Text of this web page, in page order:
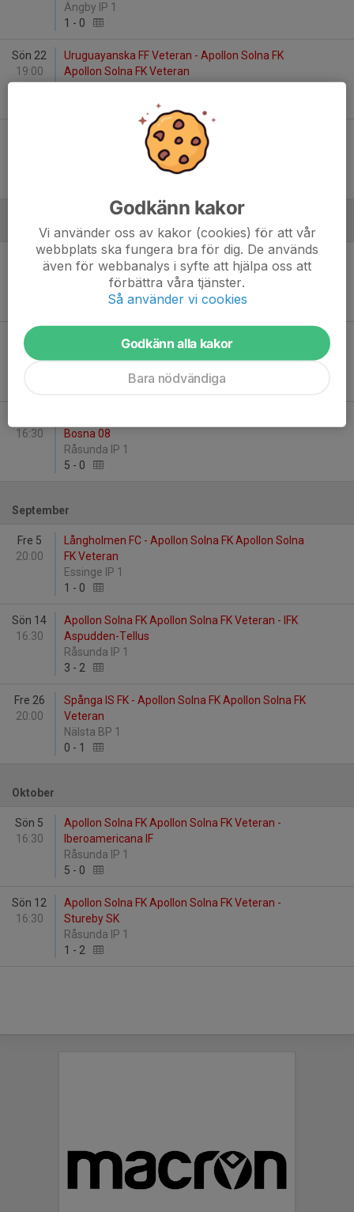
Ängby IP 1
1 - 0
Sön 22
19:00
Uruguayanska FF Veteran - Apollon Solna FK
Apollon Solna FK Veteran
Uruguayanska FF Veteran - Apollon Solna FK
Apollon Solna FK Veteran
Stora Mossens IP 1
Augusti
Sön 17
Apollon Solna FK Apollon Solna FK Veteran -
Kofkella Kultur o IF
Råsunda IP 1
Sön 24
17:00
Ursvik IK - Apollon Solna FK Apollon Solna FK
16:30
Bosna 08
Råsunda IP 1
5 - 0
September
Fre 5
20:00
Långholmen FC - Apollon Solna FK Apollon Solna
FK Veteran
Essinge IP 1
1 - 0
Sön 14
16:30
Apollon Solna FK Apollon Solna FK Veteran - IFK
Aspudden-Tellus
Råsunda IP 1
3 - 2
Fre 26
20:00
Spånga IS FK - Apollon Solna FK Apollon Solna FK
Veteran
Nälsta BP 1
0 - 1
Oktober
Sön 5
16:30
Apollon Solna FK Apollon Solna FK Veteran -
Iberoamericana IF
Råsunda IP 1
5 - 0
Sön 12
16:30
Apollon Solna FK Apollon Solna FK Veteran -
Stureby SK
Råsunda IP 1
1 - 2
Godkänn kakor
Vi använder oss av kakor (cookies) för att vår
webbplats ska fungera bra för dig. De används
även för webbanalys i syfte att hjälpa oss att
förbättra våra tjänster.
Så använder vi cookies
Godkänn alla kakor
Bara nödvändiga